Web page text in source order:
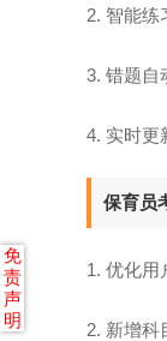
2. 智能练
3. 错题自
4. 实时更
保育员
1. 优化用
2. 新增科
免
责
声
明